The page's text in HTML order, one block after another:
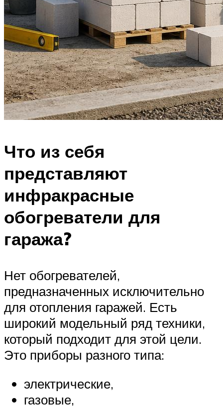
Что из себя
представляют
инфракрасные
обогреватели для
гаража?
Нет обогревателей,
предназначенных исключительно
для отопления гаражей. Есть
широкий модельный ряд техники,
который подходит для этой цели.
Это приборы разного типа:
электрические,
газовые,